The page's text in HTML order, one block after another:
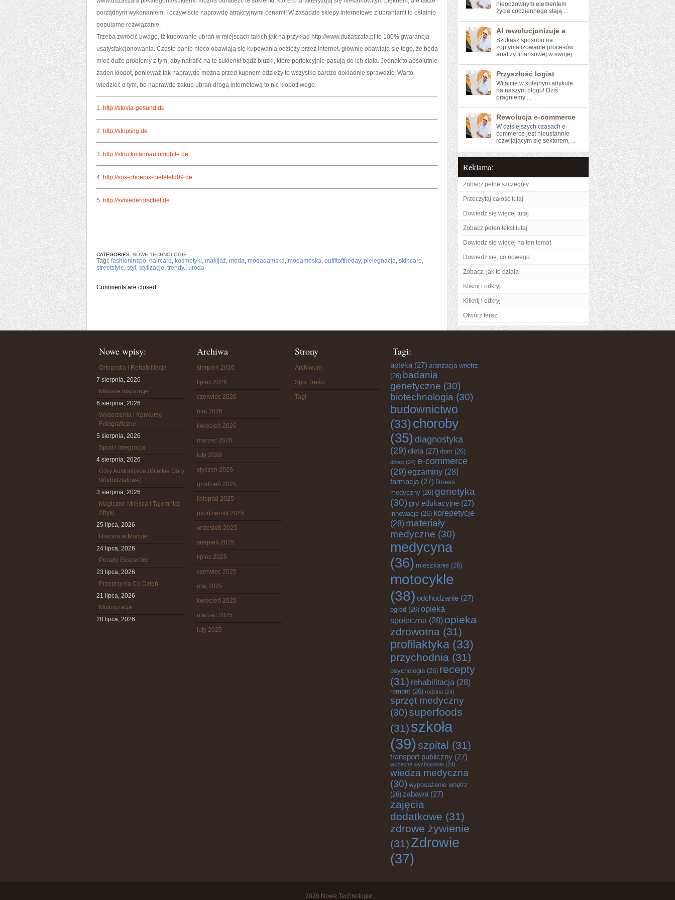
porządnym wykonaniem. I oczywiście naprawdę atrakcyjnymi cenami! W zasadzie sklepy internetowe z ubraniami to ostatnio
popularne rozwiązanie.
Trzeba zwrócić uwagę, iż kupowanie ubrań w miejscach takich jak na przykład http://www.duzaszafa.pl to 100% gwarancja
usatysfakcjonowania. Często panie nieco obawiają się kupowania odzieży przez Internet, głównie obawiają się tego, że będą
mieć duże problemy z tym, aby natrafić na te sukienki bądź bluzki, które perfekcyjnie pasują do ich ciała. Jednak to absolutnie
żaden kłopot, ponieważ tak naprawdę można przed kupnem odzieży to wszystko bardzo dokładnie sprawdzić. Warto
wiedzieć o tym, bo naprawdę zakup ubrań drogą internetową to nic kłopotliwego.
1. http://stevia-gesund.de
2. http://stopting.de
3. http://struckmannautomobile.de
4. http://sus-phoenix-bielefeld09.de
5. http://svniederorschel.de
CATEGORIES: NOWE TECHNOLOGIE
Tagi: fashioninspo, haircare, kosmetyki, makijaż, moda, modadamska, modameska, outfitoftheday, pielegnacja, skincare,
streetstyle, styl , stylizacje, trendy., uroda
Comments are closed.
nieodzownym elementem
życia codziennego stają ...
AI rewolucjonizuje a
Szukasz sposobu na
zoptymalizowanie ⁤procesów
analizy finansowej w swojej ...
Przyszłość logist
Witajcie w kolejnym artykule⁣
na naszym blogu! Dziś
pragniemy⁤ ...
Rewolucja e-commerce
W dzisiejszych‌ czasach e-
commerce jest nieustannie
rozwijającym się ​sektorem, ...
Reklama:
Zobacz pełne szczegóły
Przeczytaj całość tutaj
Dowiedz się więcej tutaj
Zobacz pełen tekst tutaj
Dowiedz się więcej na ten temat
Dowiedz się, co nowego
Zobacz, jak to działa
Kliknij i odkryj
Kliknij i odkryj
Otwórz teraz
Nowe wpisy:
Ortopedia i Rehabilitacja
7 sierpnia, 2026
Miłosne Inspiracje
6 sierpnia, 2026
Wydarzenia i Konkursy
Fotograficzne
5 sierpnia, 2026
Sport i Integracja
4 sierpnia, 2026
Góry Australijskie (Wielkie Góry
Wododziałowe)
3 sierpnia, 2026
Magiczne Miejsca i Tajemnice
Afryki
25 lipca, 2026
Historia w Modzie
24 lipca, 2026
Porady Ekspertów
23 lipca, 2026
Przepisy na Co Dzień
21 lipca, 2026
Motoryzacja
20 lipca, 2026
Archiwa
sierpień 2026
lipiec 2026
czerwiec 2026
maj 2026
kwiecień 2026
marzec 2026
luty 2026
styczeń 2026
grudzień 2025
listopad 2025
październik 2025
wrzesień 2025
sierpień 2025
lipiec 2025
czerwiec 2025
maj 2025
kwiecień 2025
marzec 2025
luty 2025
Strony
Archiwum
Spis Treści
Tagi
Tagi:
apteka (27) aranżacja wnętrz
(26) badania
genetyczne (30)
biotechnologia (30)
budownictwo
(33)choroby
(35) diagnostyka
(29) dieta (27) dom (26)
dzieci (24) e-commerce
(29) egzaminy (28)
farmacja (27) fitness
medyczny (26) genetyka
(30) gry edukacyjne (27)
innowacje (26) korepetycje
(28) materiały
medyczne (30)
medycyna
(36) mieszkanie (26)
motocykle
(38) odchudzanie (27)
ogród (26) opieka
społeczna (28) opieka
zdrowotna (31)
profilaktyka (33)
przychodnia (31)
psychologia(26) recepty
(31) rehabilitacja (28)
remont (26) rodzina (24)
sprzęt medyczny
(30)superfoods
(31) szkoła
(39) szpital (31)
transport publiczny (27)
wczesne wychowanie (24)
wiedza medyczna
(30) wyposażenie wnętrz
(26) zabawa (27)
zajęcia
dodatkowe (31)
zdrowe żywienie
(31) Zdrowie
(37)
2026 Nowe Technologie .